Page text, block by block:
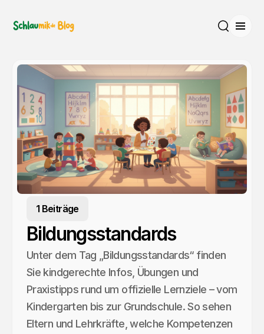
1 Beiträge
Bildungsstandards
Unter dem Tag „Bildungsstandards“ finden
Sie kindgerechte Infos, Übungen und
Praxistipps rund um offizielle Lernziele – vom
Kindergarten bis zur Grundschule. So sehen
Eltern und Lehrkräfte, welche Kompetenzen